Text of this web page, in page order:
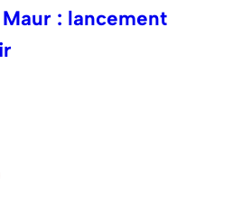
: lancement